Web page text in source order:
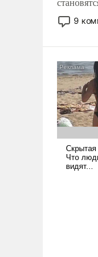
отменяя
ударами
слабым,
9